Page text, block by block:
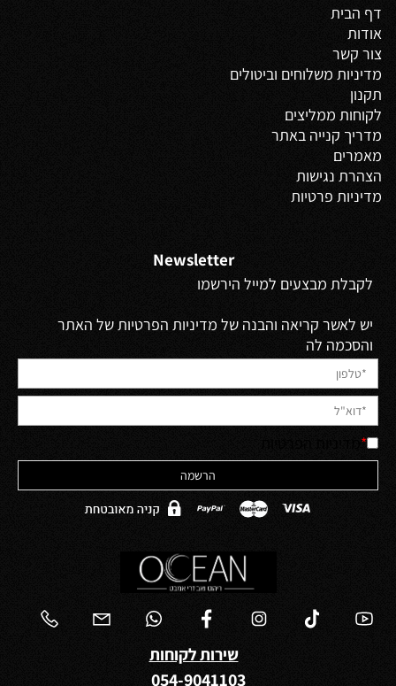
דף הבית
אודות
צור קשר
מדיניות משלוחים וביטולים
תקנון
לקוחות ממליצים
מדריך קנייה באתר
מאמרים
הצהרת נגישות
מדיניות פרטיות
Newsletter
לקבלת מבצעים למייל הירשמו
יש לאשר קריאה והבנה של מדיניות הפרטיות של האתר
והסכמה לה
*
שירות לקוחות
054-9041103